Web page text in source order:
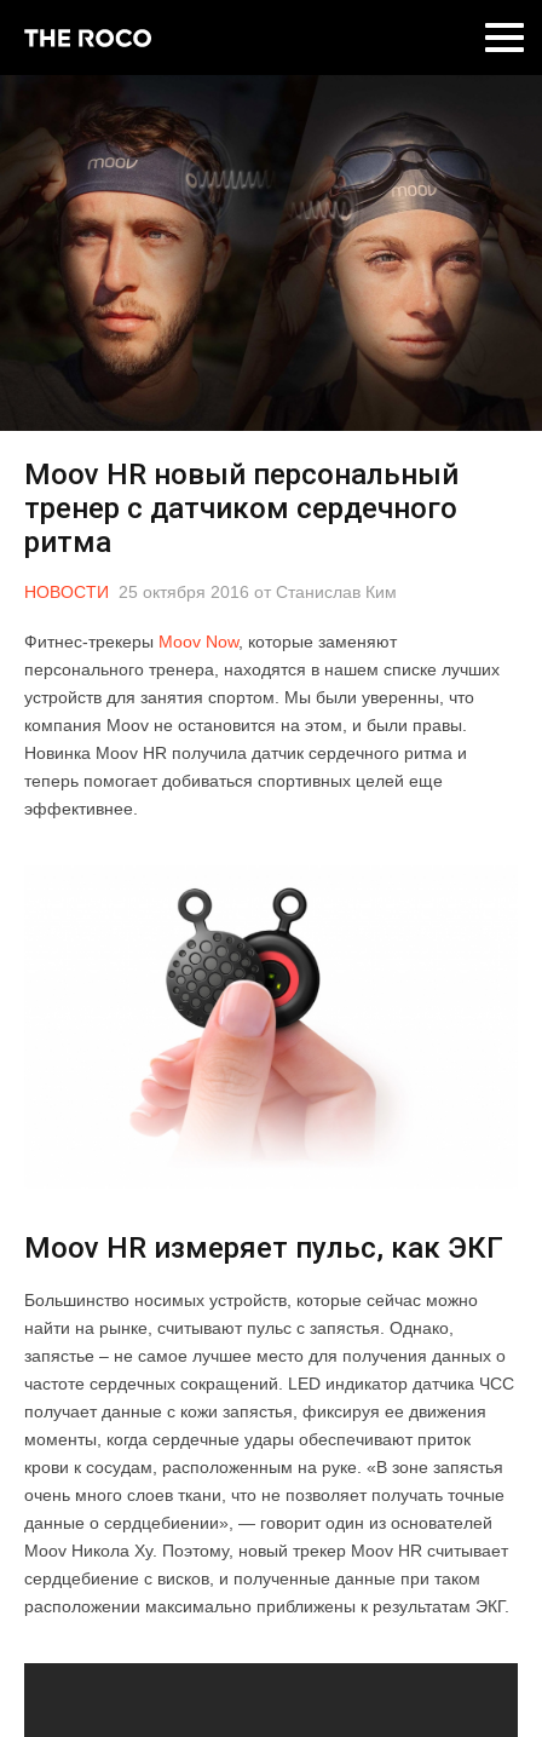
Moov HR новый персональный
тренер с датчиком сердечного
ритма
НОВОСТИ 25 октября 2016 от Станислав Ким
Фитнес-трекеры Moov Now, которые заменяют
персонального тренера, находятся в нашем списке лучших
устройств для занятия спортом. Мы были уверенны, что
компания Moov не остановится на этом, и были правы.
Новинка Moov HR получила датчик сердечного ритма и
теперь помогает добиваться спортивных целей еще
эффективнее.
Moov HR измеряет пульс, как ЭКГ
Большинство носимых устройств, которые сейчас можно
найти на рынке, считывают пульс с запястья. Однако,
запястье – не самое лучшее место для получения данных о
частоте сердечных сокращений. LED индикатор датчика ЧСС
получает данные с кожи запястья, фиксируя ее движения
моменты, когда сердечные удары обеспечивают приток
крови к сосудам, расположенным на руке. «В зоне запястья
очень много слоев ткани, что не позволяет получать точные
данные о сердцебиении», — говорит один из основателей
Moov Никола Ху. Поэтому, новый трекер Moov HR считывает
сердцебиение с висков, и полученные данные при таком
расположении максимально приближены к результатам ЭКГ.